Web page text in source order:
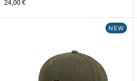
24,00 €
NEW